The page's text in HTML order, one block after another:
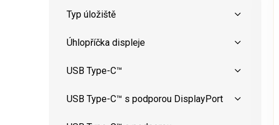
Typ úložiště
Úhlopříčka displeje
USB Type-C™
USB Type-C™ s podporou DisplayPort